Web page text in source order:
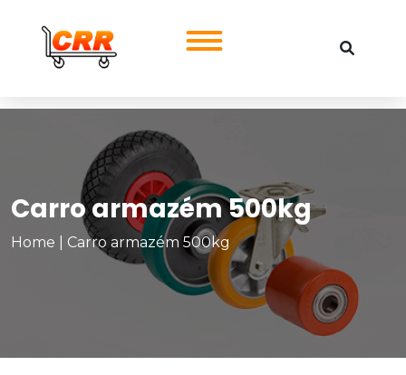
Carro armazém 500kg
Home Carro armazém 500kg